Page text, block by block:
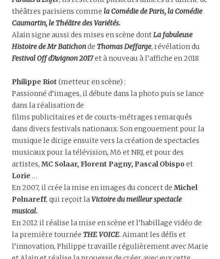
théâtres parisiens comme la Comédie de Paris, la Comédie
Caumartin, le Théâtre des Variétés.
Alain signe aussi des mises en scène dont La fabuleuse
Histoire de Mr Batichonde Thomas Deffarge, révélation du
Festival Off d’Avignon 2017et à nouveau à l’affiche en 2018
Philippe Riot (metteur en scène) :
Passionné d’images, il débute dans la photo puis se lance
dans la réalisation de
films publicitaires et de courts-métrages remarqués
dans divers festivals nationaux. Son engouement pour la
musique le dirige ensuite vers la création de spectacles
musicaux pour la télévision, M6 et NRJ, et pour des
artistes, MC Solaar, Florent Pagny, Pascal Obispo et
Lorie …
En 2007, il crée la mise en images du concert de Michel
Polnareff, qui reçoit la Victoire du meilleur spectacle
musical.
En 2012 il réalise la mise en scène et l’habillage vidéo de
la première tournée THE VOICE. Aimant les défis et
l’innovation, Philippe travaille régulièrement avec Marie